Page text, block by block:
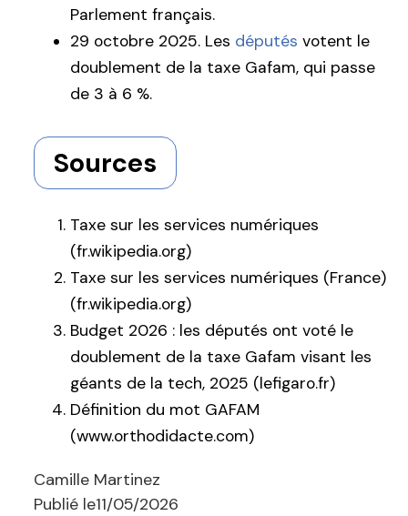
Parlement français.
29 octobre 2025. Les députés votent le
doublement de la taxe Gafam, qui passe
de 3 à 6 %.
Sources
Taxe sur les services numériques
(fr.wikipedia.org)
Taxe sur les services numériques (France)
(fr.wikipedia.org)
Budget 2026 : les députés ont voté le
doublement de la taxe Gafam visant les
géants de la tech, 2025 (lefigaro.fr)
Définition du mot GAFAM
(www.orthodidacte.com)
Camille Martinez
Publié le11/05/2026